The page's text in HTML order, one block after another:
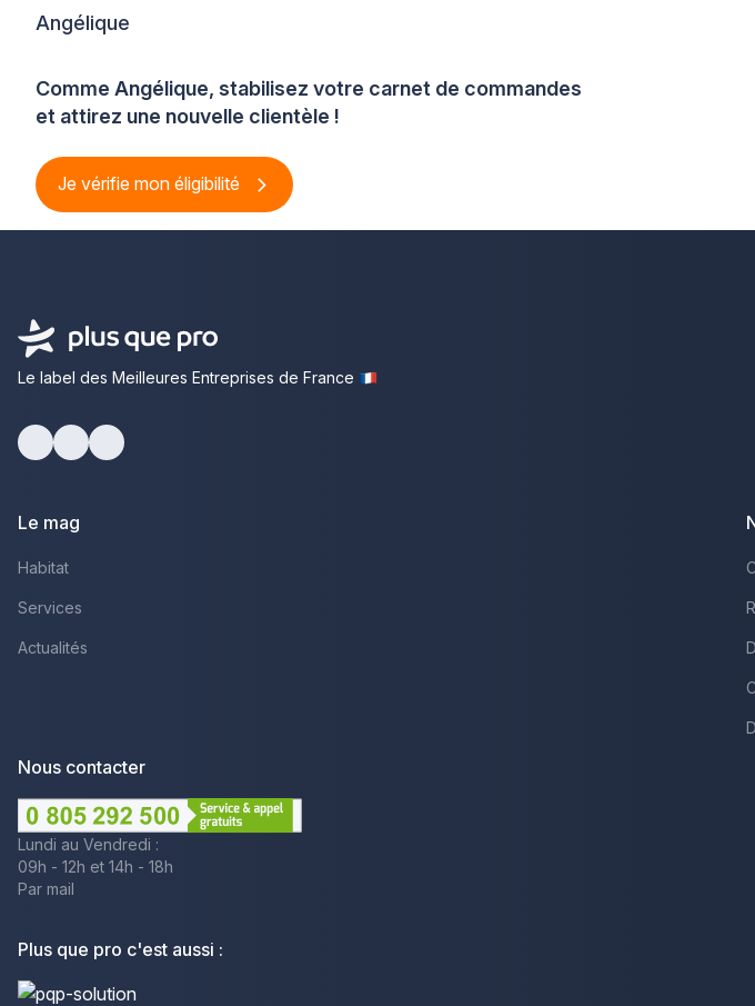
Comme Angélique, stabilisez votre carnet de commandes
et attirez une nouvelle clientèle !
Je vérifie mon éligibilité
Angélique
Le label des Meilleures Entreprises de France
Le mag
Habitat
Services
Actualités
Nous contacter
Lundi au Vendredi :
09h - 12h et 14h - 18h
Par mail
Plus que pro c'est aussi :